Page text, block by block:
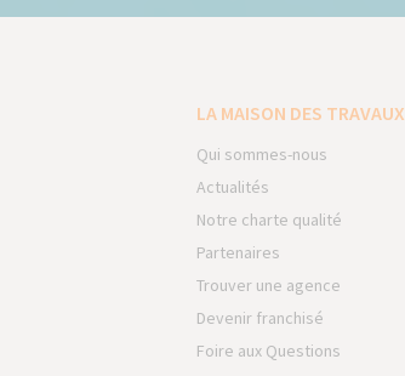
LA MAISON DES TRAVAUX
Qui sommes-nous
Actualités
Notre charte qualité
Partenaires
Trouver une agence
Devenir franchisé
Foire aux Questions